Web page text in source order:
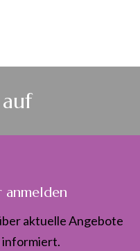
aktuelle Angebote
informiert.